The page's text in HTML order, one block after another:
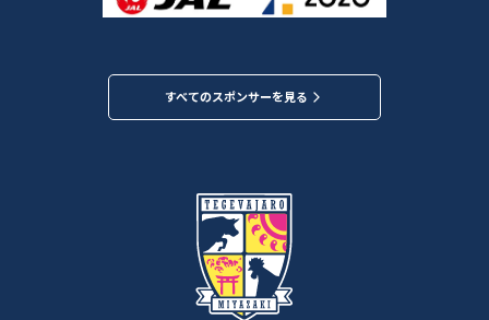
すべてのスポンサーを見る